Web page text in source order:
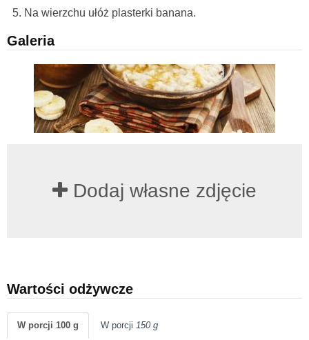
Na wierzchu ułóż plasterki banana.
Galeria
Dodaj własne zdjęcie
Wartości odżywcze
W porcji 100 g W porcji 150 g